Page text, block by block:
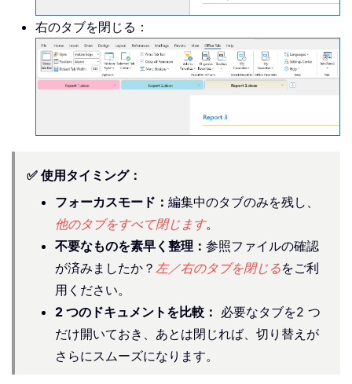
右のタブを閉じる：
✅ 使用タイミング：
フォーカスモード： 編集中のタブのみを残し、
他のタブをすべて閉じます。
不要なものを素早く整理： 参照ファイルの確認
が済みましたか？ 左／右のタブを閉じるをご利
用ください。
2 つのドキュメントを比較： 必要なタブを2 つ
だけ開いておき、あとは閉じれば、切り替えが
さらにスムーズになります。